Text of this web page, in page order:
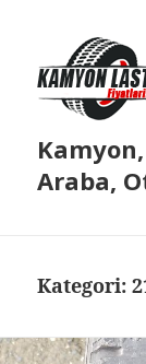
Araba,
Kategori: